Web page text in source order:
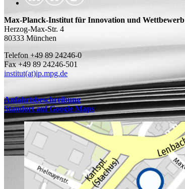
Max-Planck-Institut für Innovation und Wettbewerb
Herzog-Max-Str. 4
80333 München
Telefon +49 89 24246-0
Fax +49 89 24246-501
institut(at)ip.mpg.de
Anfahrtsbeschreibung
Standort auf Google Maps